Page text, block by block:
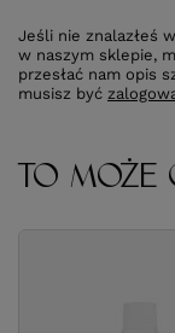
Jeśli nie znalazłeś
w naszym sklepie,
przesłać nam opis
musisz być
TO MOŻE